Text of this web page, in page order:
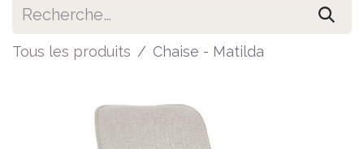
Tous les produits Chaise - Matilda